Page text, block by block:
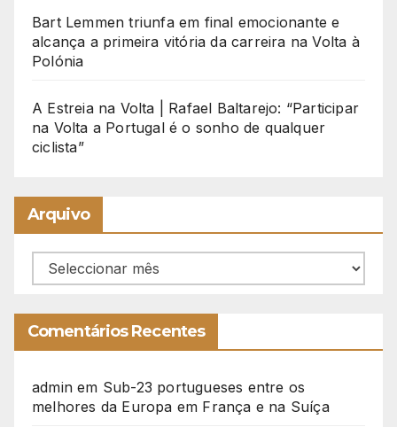
Bart Lemmen triunfa em final emocionante e
alcança a primeira vitória da carreira na Volta à
Polónia
A Estreia na Volta | Rafael Baltarejo: “Participar
na Volta a Portugal é o sonho de qualquer
ciclista”
Arquivo
Arquivo
Comentários Recentes
admin em Sub-23 portugueses entre os
melhores da Europa em França e na Suíça